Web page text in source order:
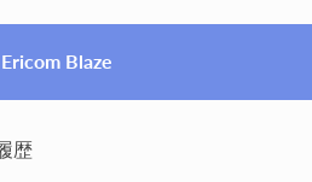
Ericom Blaze
歴